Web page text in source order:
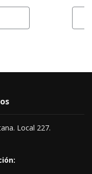
Local 227.